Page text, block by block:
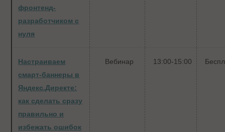
фронтенд-
разработчиком с
нуля
Настраиваем
смарт-баннеры в
Яндекс.Директе:
как сделать сразу
правильно и
избежать ошибок
Вебинар 13:00-15:00